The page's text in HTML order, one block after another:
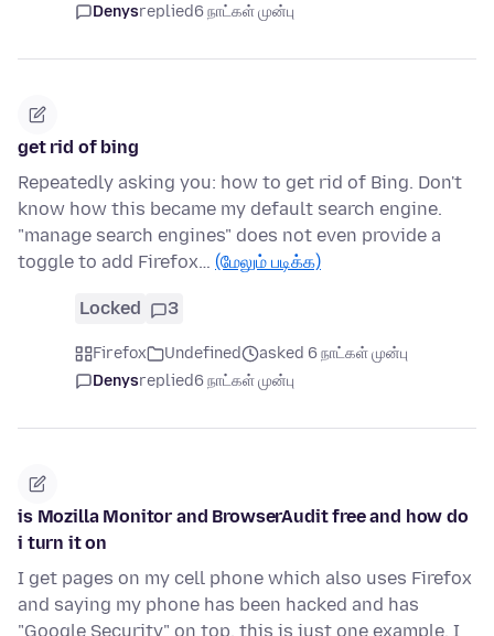
Denysreplied6 நாட்கள் முன்பு
get rid of bing
Repeatedly asking you: how to get rid of Bing. Don't
know how this became my default search engine.
"manage search engines" does not even provide a
toggle to add Firefox… (மேலும் படிக்க)
Locked 3
Firefox Undefined
asked 6 நாட்கள் முன்பு
Denysreplied6 நாட்கள் முன்பு
is Mozilla Monitor and BrowserAudit free and how do
i turn it on
I get pages on my cell phone which also uses Firefox
and saying my phone has been hacked and has
"Google Security" on top. this is just one example. I